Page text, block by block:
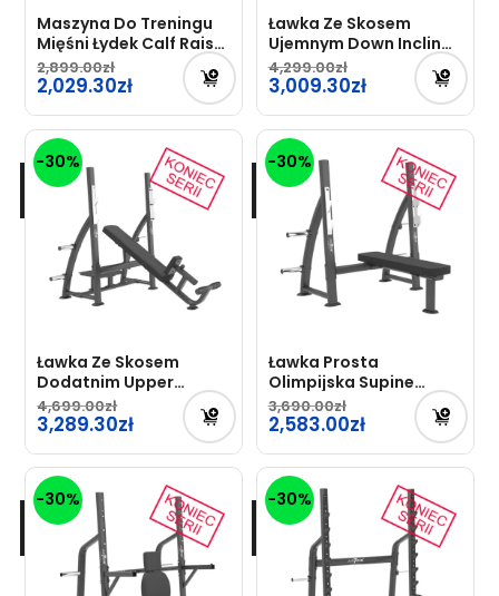
Maszyna Do Treningu
Mięśni Łydek Calf Raise
Just7Gym
2,899.00
Pierwotna
cena
wynosiła:
2,899.00zł.
2,029.30
Aktualna
cena
wynosi:
2,029.30zł.
Ławka Ze Skosem
Ujemnym Down Incline
Bench Just7Gym
Professional
4,299.00
Pierwotna
cena
wynosiła:
4,299.00zł.
3,009.30
Aktualna
cena
wynosi:
3,009.30zł.
-30%
Ławka Ze Skosem
Dodatnim Upper
Incline Bench
Just7Gym Professional
4,699.00
Pierwotna
cena
wynosiła:
4,699.00zł.
3,289.30
Aktualna
cena
wynosi:
3,289.30zł.
-30%
Ławka Prosta
Olimpijska Supine
Bench Just7Gym
Professional
3,690.00
Pierwotna
cena
wynosiła:
3,690.00zł.
2,583.00
Aktualna
cena
wynosi:
2,583.00zł.
-30% -30%